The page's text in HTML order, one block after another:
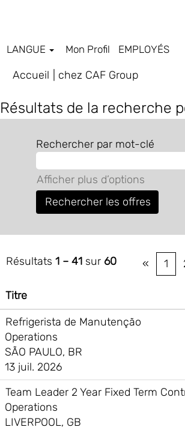
LANGUE Mon Profil EMPLOYÉS
Accueil chez CAF Group(page
Résultats de la recherche
Rechercher par mot-clé
Afficher plus d’options
Résultats 1 – 41 sur 60 « 1
Titre
Refrigerista de Manutenção
Operations
SÃO PAULO, BR
13 juil. 2026
Team Leader 2 Year Fixed Term
Operations
LIVERPOOL, GB